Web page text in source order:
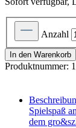
Anzahl
In den Warenkorb
Produktnummer:
Spielspaß
dem